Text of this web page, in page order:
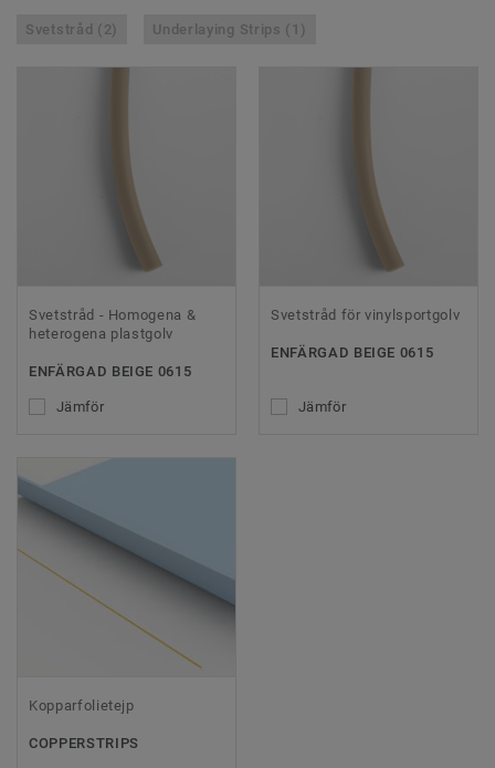
Svetstråd (2) Underlaying Strips (1)
Svetstråd - Homogena &
heterogena plastgolv
ENFÄRGAD BEIGE 0615
Jämför
Svetstråd för vinylsportgolv
ENFÄRGAD BEIGE 0615
Jämför
Kopparfolietejp
COPPERSTRIPS